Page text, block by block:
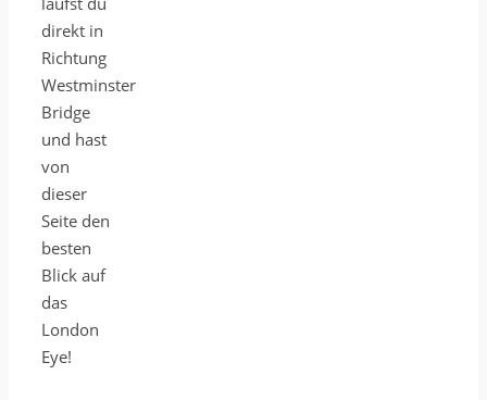
direkt in
Richtung
Westminster
Bridge
und hast
von
dieser
Seite den
besten
Blick auf
das
London
Eye!